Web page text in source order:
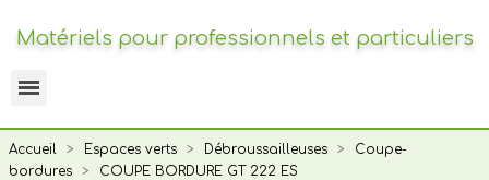
Matériels pour professionnels et particuliers
Accueil Espaces verts Débroussailleuses
Coupe-
bordures
COUPE BORDURE GT 222 ES